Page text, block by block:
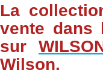
La
vente dans
sur
Wilson.